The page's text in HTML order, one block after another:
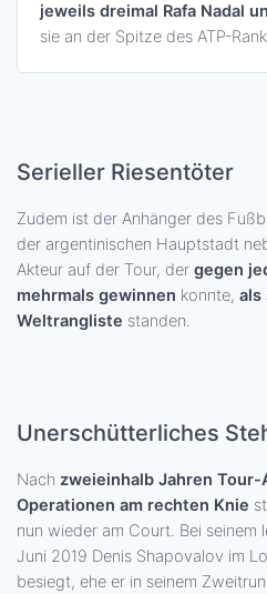
jeweils dreimal Rafa Nadal
sie an der Spitze des ATP-
Serieller Riesentöter
Zudem ist der Anhänger des
der argentinischen Hauptstadt
Akteur auf der Tour, der gegen
mehrmals gewinnen konnte, als
Weltrangliste standen.
Unerschütterliches
Nach zweieinhalb Jahren Tour-
Operationen am rechten Knie
nun wieder am Court. Bei
Juni 2019 Denis Shapovalov im
besiegt, ehe er in seinem